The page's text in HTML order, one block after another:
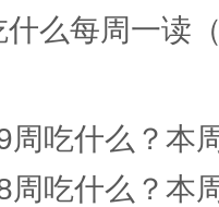
什么每周一读
周吃什么？本
周吃什么？本